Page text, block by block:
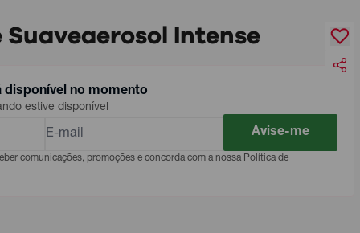
Suaveaerosol Intense
disponível no momento
estive disponível
Avise-me
comunicações, promoções e concorda com a nossa Política de